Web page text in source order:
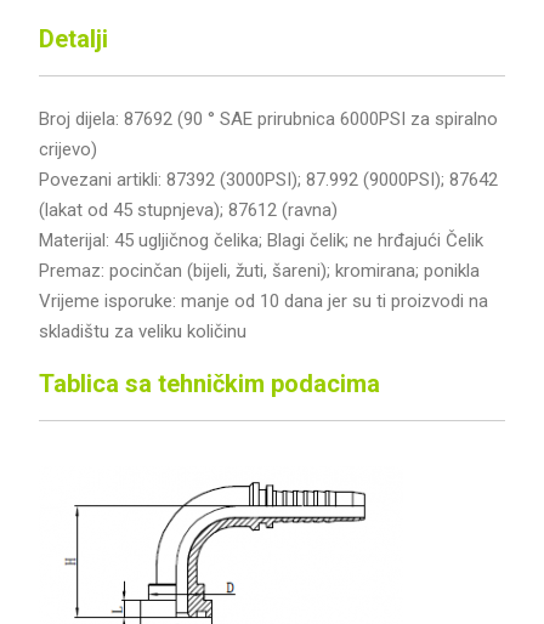
Detalji
Broj dijela: 87692 (90 ° SAE prirubnica 6000PSI za spiralno
crijevo)
Povezani artikli: 87392 (3000PSI); 87.992 (9000PSI); 87642
(lakat od 45 stupnjeva); 87612 (ravna)
Materijal: 45 ugljičnog čelika; Blagi čelik; ne hrđajući Čelik
Premaz: pocinčan (bijeli, žuti, šareni); kromirana; ponikla
Vrijeme isporuke: manje od 10 dana jer su ti proizvodi na
skladištu za veliku količinu
Tablica sa tehničkim podacima